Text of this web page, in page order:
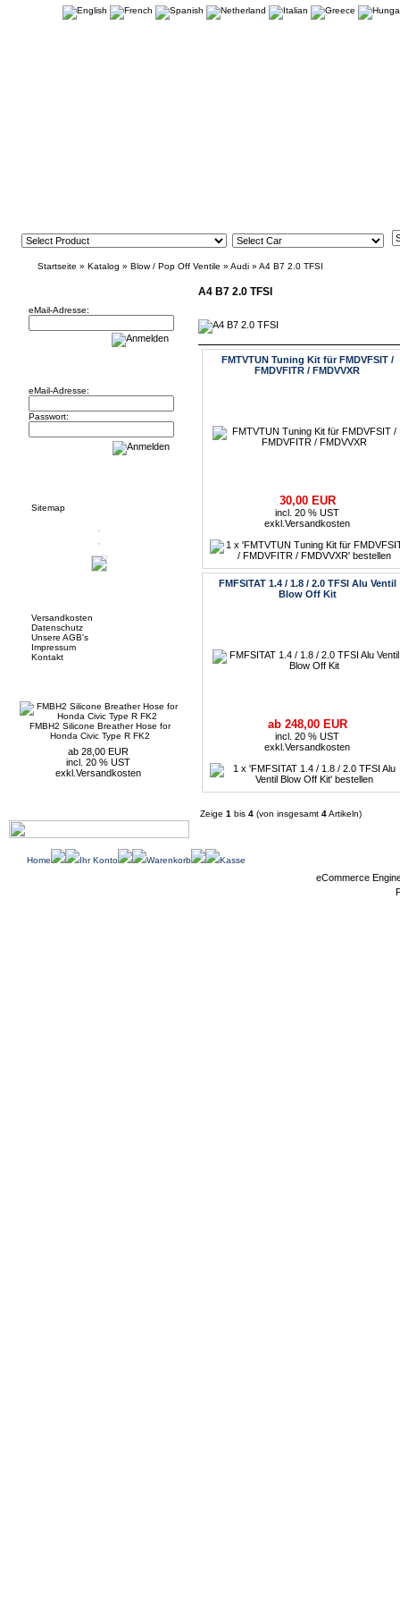
Startseite » Katalog » Blow / Pop Off Ventile » Audi » A4 B7 2.0 TFSI
eMail-Adresse:
eMail-Adresse:
Passwort:
Sitemap
Versandkosten
Datenschutz
Unsere AGB's
Impressum
Kontakt
FMBH2 Silicone Breather Hose for
Honda Civic Type R FK2
ab 28,00 EUR
incl. 20 % UST
exkl. Versandkosten
A4 B7 2.0 TFSI
FMTVTUN Tuning Kit für FMDVFSIT /
FMDVFITR / FMDVVXR
30,00 EUR
incl. 20 % UST
exkl. Versandkosten
FMFSITAT 1.4 / 1.8 / 2.0 TFSI Alu Ventil
Blow Off Kit
ab 248,00 EUR
incl. 20 % UST
exkl. Versandkosten
Zeige 1 bis 4 (von insgesamt 4Artikeln)
Home Ihr Konto Warenkorb Kasse
eCommerce